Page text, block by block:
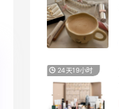
5天12小时